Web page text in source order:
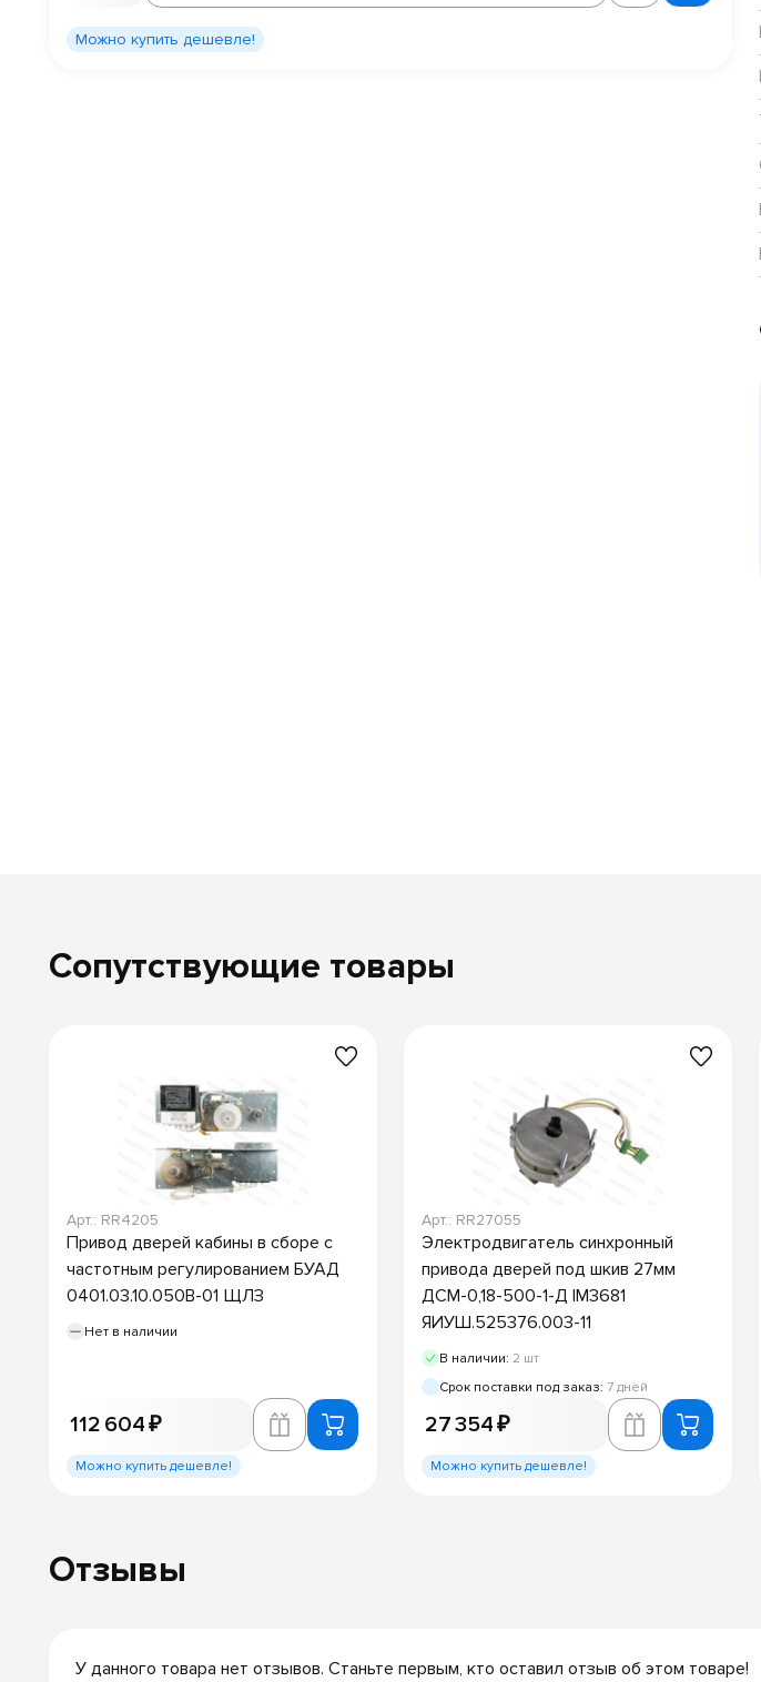
Можно купить дешевле!
Сопутствующие товары
Арт.: RR4205
Привод дверей кабины в сборе с
частотным регулированием БУАД
0401.03.10.050В-01 ЩЛЗ
Нет в наличии
112 604 ₽
Можно купить дешевле!
Арт.: RR27055
Электродвигатель синхронный
привода дверей под шкив 27мм
ДСМ-0,18-500-1-Д IM3681
ЯИУШ.525376.003-11
В наличии: 2 шт
Срок поставки под заказ: 7 дней
27 354 ₽
Можно купить дешевле!
Отзывы
У данного товара нет отзывов. Станьте первым, кто оставил отзыв об этом товаре!